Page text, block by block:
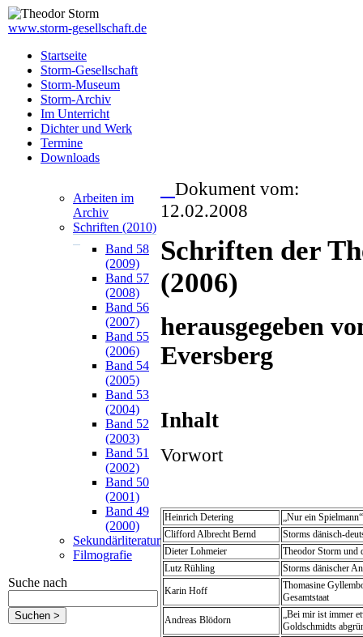
www.storm-gesellschaft.de
Startseite
Storm-Gesellschaft
Storm-Museum
Storm-Archiv
Im Unterricht
Dichter und Werk
Termine
Downloads
Arbeiten im
Archiv
Schriften (2010)
Band 58
(2009)
Band 57
(2008)
Band 56
(2007)
Band 55
(2006)
Band 54
(2005)
Band 53
(2004)
Band 52
(2003)
Band 51
(2002)
Band 50
(2001)
Band 49
(2000)
Sekundärliteratur
Filmografie
Suche nach
Dokument vom:
12.02.2008
Schriften der
(2006)
herausgegeben
Eversberg
Inhalt
Vorwort
Heinrich Detering
„Nur ein
Clifford Albrecht Bernd
Storms dänisch-
Dieter Lohmeier
Theodor Storm und
Lutz Rühling
Storms dänischer
Karin Hoff
Thomasine
Gesamtstaat
Andreas Blödorn
„Bei mir ist immer
Goldschmidts